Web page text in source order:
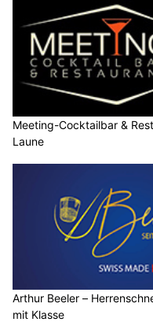
Meeting-Cocktailbar &
Laune
Arthur Beeler –
mit Klasse